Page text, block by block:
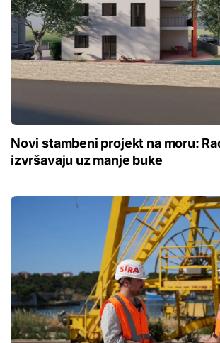
Novi stambeni projekt na moru:
izvršavaju uz manje buke